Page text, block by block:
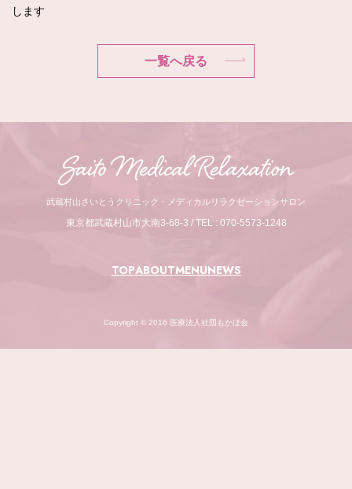
します
一覧へ戻る
武蔵村山さいとうクリニック・メディカルリラクゼーションサロン
東京都武蔵村山市大南3-68-3 / TEL : 070-5573-1248
TOPABOUTMENUNEWS
Copyright © 2016 医療法人社団もかほ会